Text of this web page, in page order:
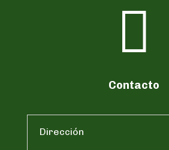

Contacto
Dirección